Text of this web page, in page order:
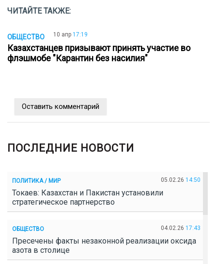
ЧИТАЙТЕ ТАКЖЕ:
ОБЩЕСТВО 10 апр 17:19
Казахстанцев призывают принять участие во
флэшмобе "Карантин без насилия"
Оставить комментарий
ПОСЛЕДНИЕ НОВОСТИ
ПОЛИТИКА / МИР 05.02.26 14:50
Токаев: Казахстан и Пакистан установили
стратегическое партнерство
ОБЩЕСТВО 04.02.26 17:43
Пресечены факты незаконной реализации оксида
азота в столице